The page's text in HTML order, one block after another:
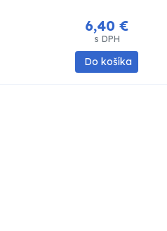
6,40 €
s DPH
Do košíka